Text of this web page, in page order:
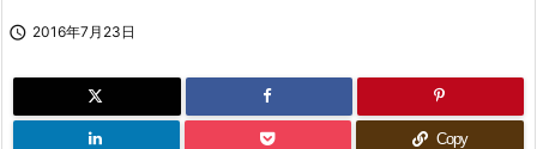
 2016年7月23日
Copy